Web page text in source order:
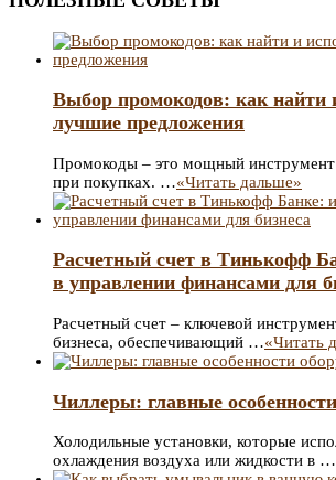
Выбор промокодов: как найти
лучшие предложения
Промокоды – это мощный инструмент
при покупках. …«Читать дальше»
Расчетный счет в Тинькофф
в управлении финансами для
Расчетный счет – ключевой
бизнеса, обеспечивающий …«Читать
Чиллеры: главные
Холодильные установки, которые
охлаждения воздуха или жидкости в …